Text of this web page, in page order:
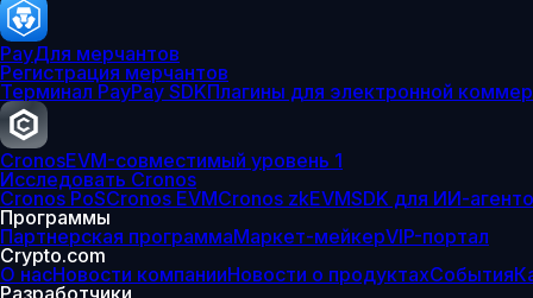
PayДля мерчантов
Регистрация мерчантов
Терминал PayPay SDKПлагины для электронной
CronosEVM-совместимый уровень 1
Исследовать Cronos
Cronos PoSCronos EVMCronos zkEVMSDK для ИИ-
Программы
Партнерская программаМаркет-мейкерVIP-портал
Crypto.com
О насНовости компанииНовости о продуктахСобытия
Разработчики